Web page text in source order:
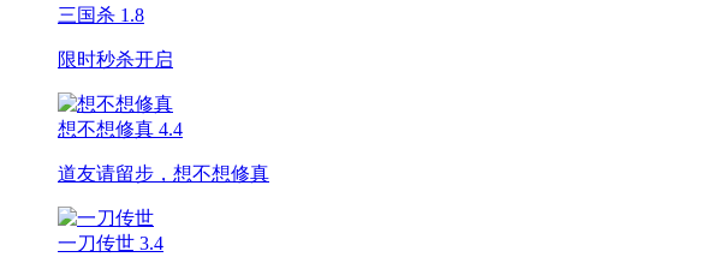
三国杀 1.8
限时秒杀开启
想不想修真 4.4
道友请留步，想不想修真
一刀传世 3.4